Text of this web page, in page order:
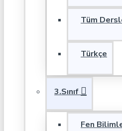
Tüm
Türkçe
3.Sınıf
Fen